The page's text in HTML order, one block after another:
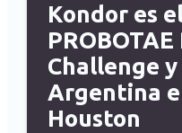
Kondor es
Challenge
Argentina
Houston